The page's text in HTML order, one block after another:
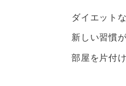
ダイエット
新しい習慣
部屋を片付